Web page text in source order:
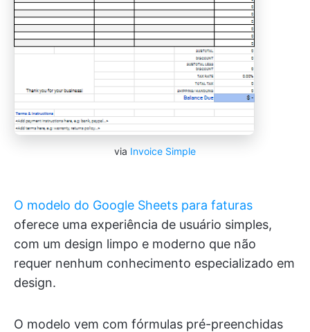
via Invoice Simple
O modelo do Google Sheets para faturas
oferece uma experiência de usuário simples,
com um design limpo e moderno que não
requer nenhum conhecimento especializado em
design.
O modelo vem com fórmulas pré-preenchidas